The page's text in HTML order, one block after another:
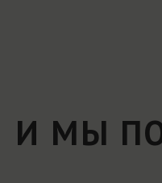
И МЫ